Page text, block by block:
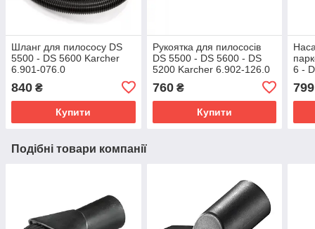
Шланг для пилососу DS
5500 - DS 5600 Karcher
6.901-076.0
840 ₴
Купити
Рукоятка для пилососів
DS 5500 - DS 5600 - DS
5200 Karcher 6.902-126.0
760₴
Купити
6 -
799
Подібні товари компанії